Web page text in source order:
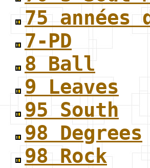
75 années
7-PD
8 Ball
9 Leaves
95 South
98 Degrees
98 Rock